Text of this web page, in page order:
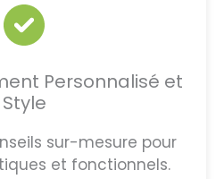
Personnalisé et
Style
sur-mesure pour
et fonctionnels.